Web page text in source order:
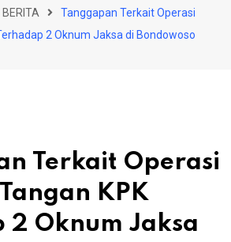
BERITA
Tanggapan Terkait Operasi
2 Oknum Jaksa di Bondowoso
Terkait Operasi
KPK
2 Oknum Jaksa